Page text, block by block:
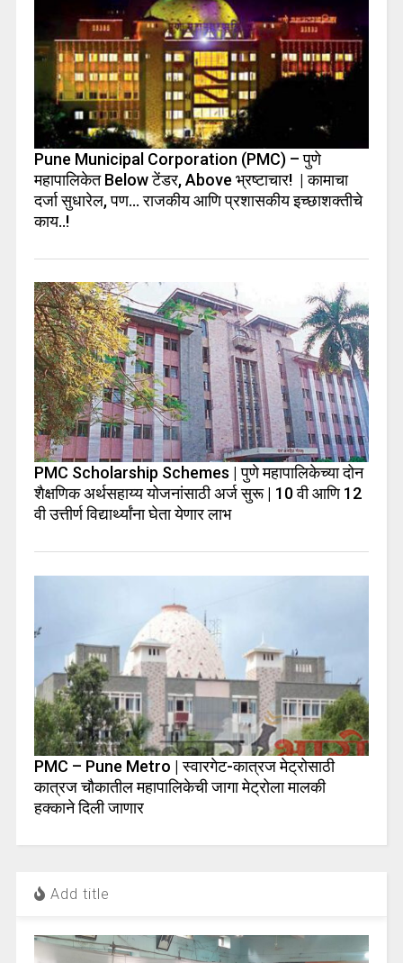
Pune Municipal Corporation (PMC) – पुणे
महापालिकेत Below टेंडर, Above भ्रष्टाचार! | कामाचा
दर्जा सुधारेल, पण… राजकीय आणि प्रशासकीय इच्छाशक्तीचे
काय..!
PMC Scholarship Schemes | पुणे महापालिकेच्या दोन
शैक्षणिक अर्थसहाय्य योजनांसाठी अर्ज सुरू | 10 वी आणि 12
वी उत्तीर्ण विद्यार्थ्यांना घेता येणार लाभ
PMC – Pune Metro | स्वारगेट-कात्रज मेट्रोसाठी
कात्रज चौकातील महापालिकेची जागा मेट्रोला मालकी
हक्काने दिली जाणार
Add title